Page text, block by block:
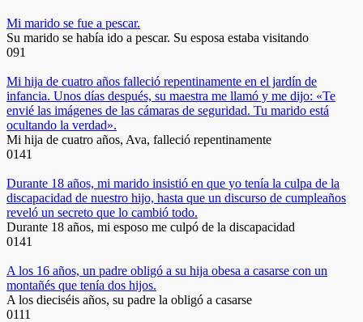
Mi marido se fue a pescar.
Su marido se había ido a pescar. Su esposa estaba visitando
091
Mi hija de cuatro años falleció repentinamente en el jardín de
infancia. Unos días después, su maestra me llamó y me dijo: «Te
envié las imágenes de las cámaras de seguridad. Tu marido está
ocultando la verdad».
Mi hija de cuatro años, Ava, falleció repentinamente
0141
Durante 18 años, mi marido insistió en que yo tenía la culpa de la
discapacidad de nuestro hijo, hasta que un discurso de cumpleaños
reveló un secreto que lo cambió todo.
Durante 18 años, mi esposo me culpó de la discapacidad
0141
A los 16 años, un padre obligó a su hija obesa a casarse con un
montañés que tenía dos hijos.
A los dieciséis años, su padre la obligó a casarse
0111